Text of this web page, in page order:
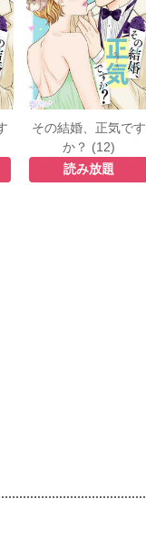
その結婚、正気です
か？ (12)
読み放題